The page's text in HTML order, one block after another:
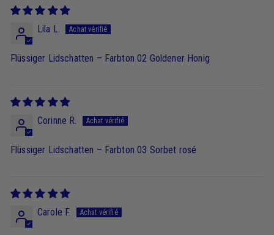
Lila L.
Flüssiger Lidschatten – Farbton 02 Goldener Honig
Corinne R.
Flüssiger Lidschatten – Farbton 03 Sorbet rosé
Carole F.